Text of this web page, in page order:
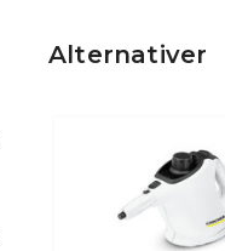
Alternativer